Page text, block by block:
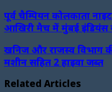
पूर्व चैम्पियन कोलकाता
आखिरी मैच में मुंबई
खनिज और राजस्व विभाग
मशीन सहित 2 हाइवा जब्त
Related Articles